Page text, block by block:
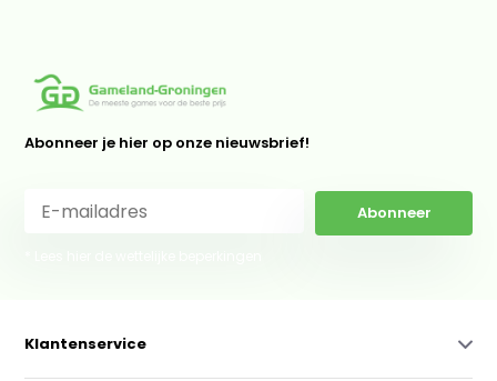
Abonneer je hier op onze nieuwsbrief!
Abonneer
Klantenservice